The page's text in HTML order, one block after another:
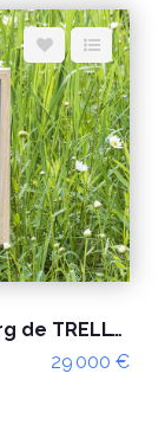
Géorisques :
HAUTEVILLE
Terrain constructible dans le bourg de TRELLY lot 4
29 000 €